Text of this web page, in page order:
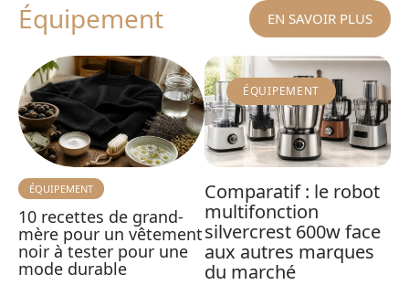
Équipement EN SAVOIR PLUS
ÉQUIPEMENT
10 recettes de grand-
mère pour un vêtement
noir à tester pour une
mode durable
ÉQUIPEMENT
Comparatif : le robot
multifonction
silvercrest 600w face
aux autres marques
du marché